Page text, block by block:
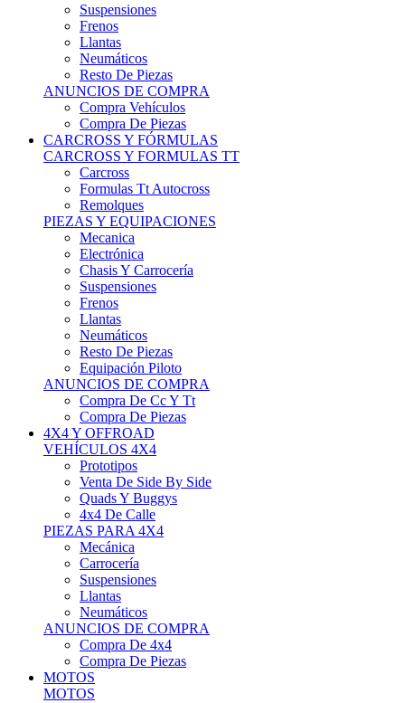
Frenos
Llantas
Neumáticos
Resto De Piezas
ANUNCIOS DE COMPRA
Compra Vehículos
Compra De Piezas
CARCROSS Y FÓRMULAS
CARCROSS Y FORMULAS TT
Carcross
Formulas Tt Autocross
Remolques
PIEZAS Y EQUIPACIONES
Mecanica
Electrónica
Chasis Y Carrocería
Suspensiones
Frenos
Llantas
Neumáticos
Resto De Piezas
Equipación Piloto
ANUNCIOS DE COMPRA
Compra De Cc Y Tt
Compra De Piezas
4X4 Y OFFROAD
VEHÍCULOS 4X4
Prototipos
Venta De Side By Side
Quads Y Buggys
4x4 De Calle
PIEZAS PARA 4X4
Mecánica
Carrocería
Suspensiones
Llantas
Neumáticos
ANUNCIOS DE COMPRA
Compra De 4x4
Compra De Piezas
MOTOS
MOTOS
Motos De Circuito